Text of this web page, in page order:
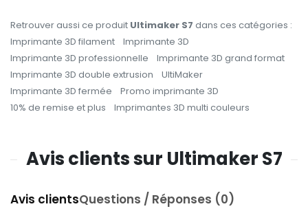
Retrouver aussi ce produit Ultimaker S7 dans ces catégories :
Imprimante 3D filament
Imprimante 3D
Imprimante 3D professionnelle
Imprimante 3D grand format
Imprimante 3D double extrusion
UltiMaker
Imprimante 3D fermée
Promo imprimante 3D
10% de remise et plus
Imprimantes 3D multi couleurs
Avis clients sur Ultimaker S7
Avis clientsQuestions / Réponses (0)